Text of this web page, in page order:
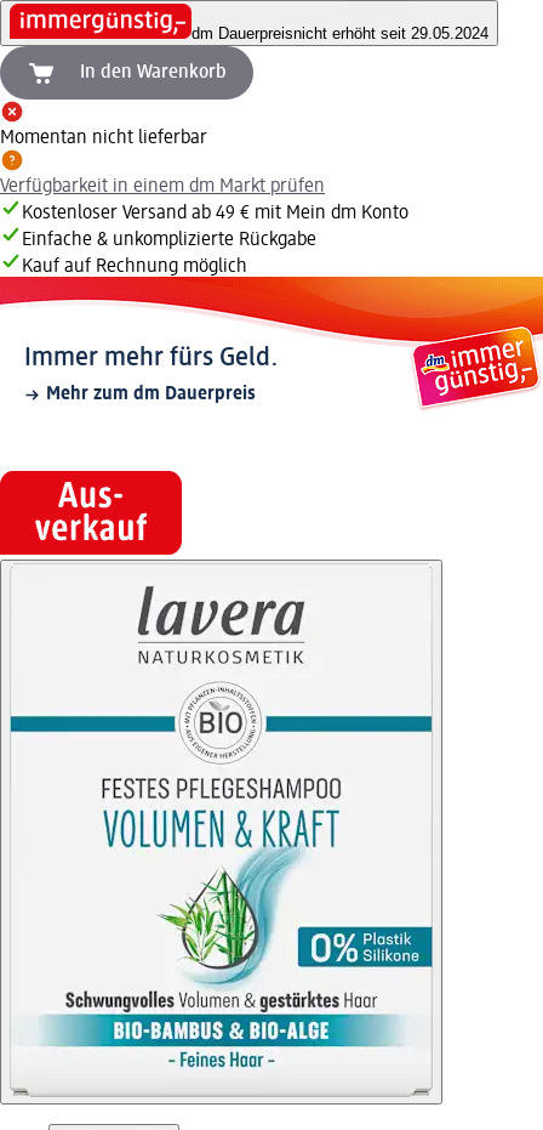
dm Dauerpreisnicht erhöht seit 29.05.2024
In den Warenkorb
Momentan nicht lieferbar
Verfügbarkeit in einem dm Markt prüfen
Kostenloser Versand ab 49 € mit Mein dm Konto
Einfache & unkomplizierte Rückgabe
Kauf auf Rechnung möglich
Immer mehr fürs Geld.
Mehr zum dm Dauerpreis